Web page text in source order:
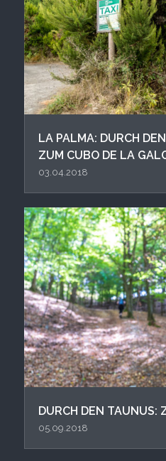
LA PALMA: DURCH
ZUM CUBO DE LA
03.04.2018
DURCH DEN TAUNUS:
05.09.2018